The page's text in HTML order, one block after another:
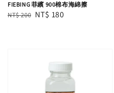
FIEBING 菲繽 900棉布海綿擦
Regular
NT$ 200 Sale
NT$ 180